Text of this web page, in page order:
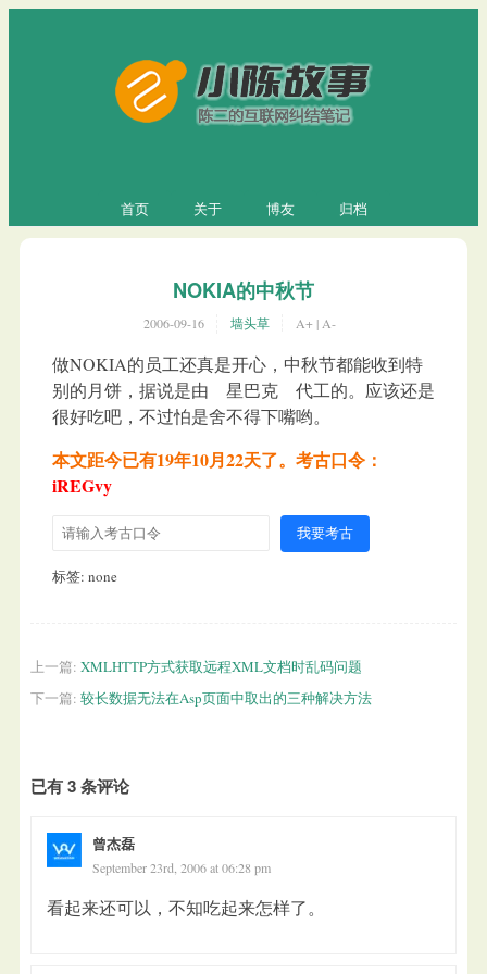
首页 关于 博友 归档
NOKIA的中秋节
2006-09-16 墙头草 A+ |A-
做NOKIA的员工还真是开心，中秋节都能收到特
别的月饼，据说是由 星巴克 代工的。应该还是
很好吃吧，不过怕是舍不得下嘴哟。
本文距今已有19年10月22天了。考古口令：
iREGvy
我要考古
标签: none
上一篇: XMLHTTP方式获取远程XML文档时乱码问题
下一篇: 较长数据无法在Asp页面中取出的三种解决方法
已有 3 条评论
曾杰磊
September 23rd, 2006 at 06:28 pm
看起来还可以，不知吃起来怎样了。